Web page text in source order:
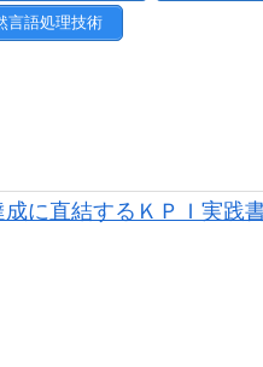
言語処理技術
に直結するＫＰＩ実践